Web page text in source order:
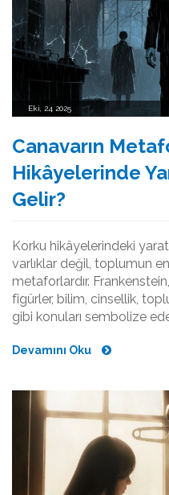
Eki, 24 2025
Canavarın
Hikâyelerinde
Gelir?
Korku hikâyelerindeki
varlıklar değil, toplumun
metaforlardır.
figürler, bilim, cinsellik,
gibi konuları sembolize
Devamını Oku